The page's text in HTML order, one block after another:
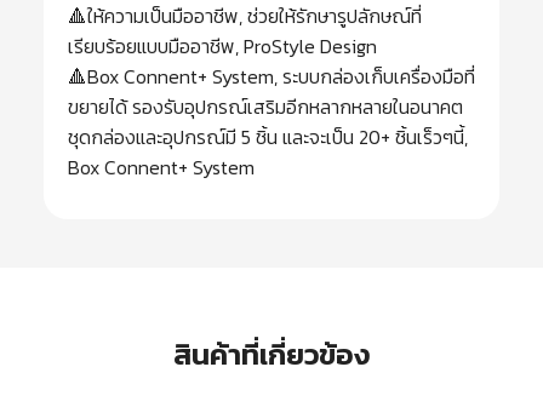
🔺ให้ความเป็นมืออาชีพ, ช่วยให้รักษารูปลักษณ์ที่
เรียบร้อยแบบมืออาชีพ, ProStyle Design
🔺Box Connent+ System, ระบบกล่องเก็บเครื่องมือที่
ขยายได้ รองรับอุปกรณ์เสริมอีกหลากหลายในอนาคต
ชุดกล่องและอุปกรณ์มี 5 ชิ้น และจะเป็น 20+ ชิ้นเร็วๆนี้,
Box Connent+ System
สินค้าที่เกี่ยวข้อง